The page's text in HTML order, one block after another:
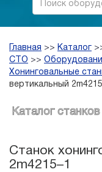
Главная >> Каталог
СТО >>
Хонинговальные
вертикальный
Каталог
Станок
2m4215–1